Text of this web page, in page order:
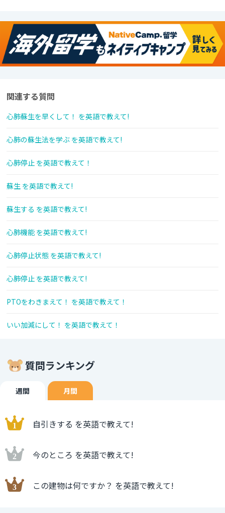
関連する質問
心肺蘇生を早くして！ を英語で教えて!
心肺の蘇生法を学ぶ を英語で教えて!
心肺停止 を英語で教えて！
蘇生 を英語で教えて!
蘇生する を英語で教えて!
心肺機能 を英語で教えて!
心肺停止状態 を英語で教えて!
心肺停止 を英語で教えて!
PTOをわきまえて！ を英語で教えて！
いい加減にして！ を英語で教えて！
質問ランキング
週間 月間
自引きする を英語で教えて!
今のところ を英語で教えて!
この建物は何ですか？ を英語で教えて!